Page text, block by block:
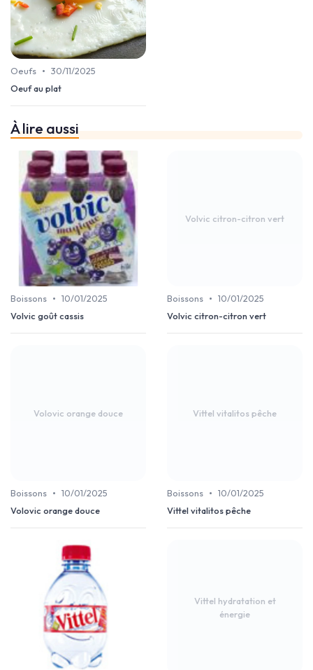
Oeufs • 30/11/2025
Oeuf au plat
À lire aussi
Boissons • 10/01/2025
Volvic goût cassis
Volvic citron-citron vert
Boissons • 10/01/2025
Volvic citron-citron vert
Volovic orange douce
Boissons • 10/01/2025
Volovic orange douce
Vittel vitalitos pêche
Boissons • 10/01/2025
Vittel vitalitos pêche
Vittel hydratation et
énergie